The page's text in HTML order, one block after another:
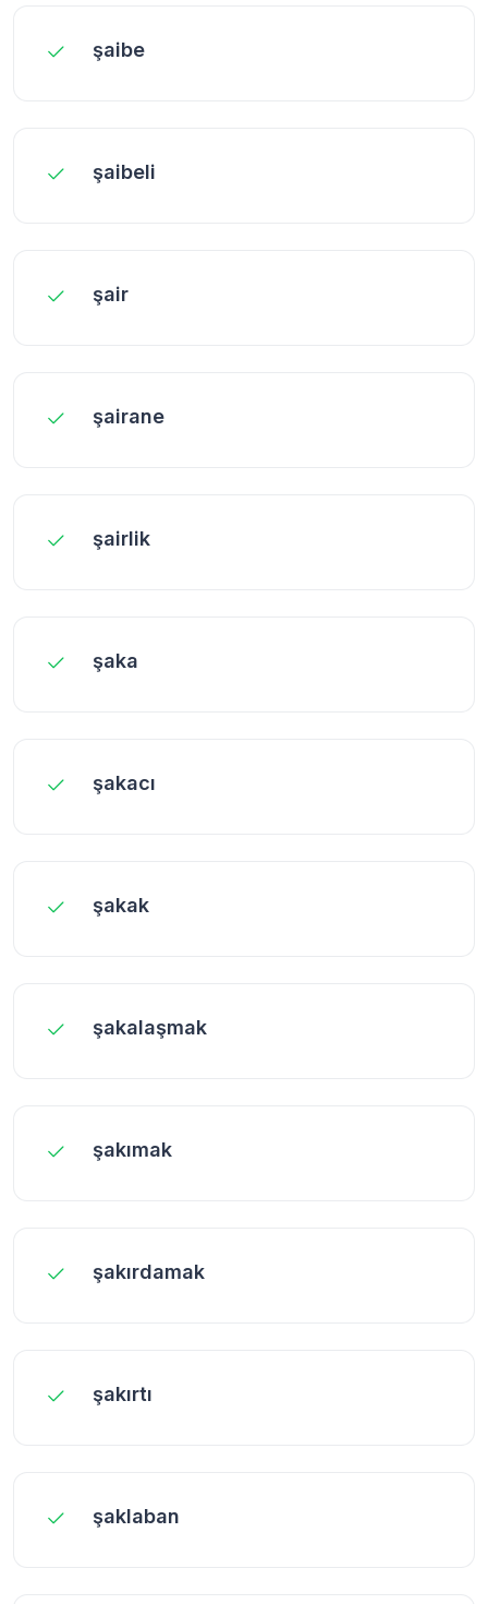
şaibe
şaibeli
şair
şairane
şairlik
şaka
şakacı
şakak
şakalaşmak
şakımak
şakırdamak
şakırtı
şaklaban